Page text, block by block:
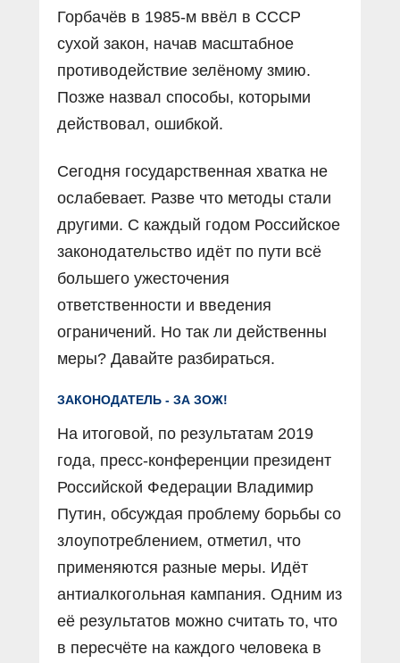
Горбачёв в 1985-м ввёл в СССР
сухой закон, начав масштабное
противодействие зелёному змию.
Позже назвал способы, которыми
действовал, ошибкой.
Сегодня государственная хватка не
ослабевает. Разве что методы стали
другими. С каждый годом Российское
законодательство идёт по пути всё
большего ужесточения
ответственности и введения
ограничений. Но так ли действенны
меры? Давайте разбираться.
ЗАКОНОДАТЕЛЬ - ЗА ЗОЖ!
На итоговой, по результатам 2019
года, пресс-конференции президент
Российской Федерации Владимир
Путин, обсуждая проблему борьбы со
злоупотреблением, отметил, что
применяются разные меры. Идёт
антиалкогольная кампания. Одним из
её результатов можно считать то, что
в пересчёте на каждого человека в